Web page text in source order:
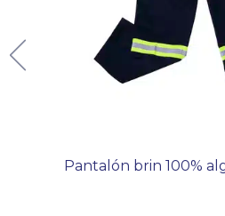
Pantalón brin 100%